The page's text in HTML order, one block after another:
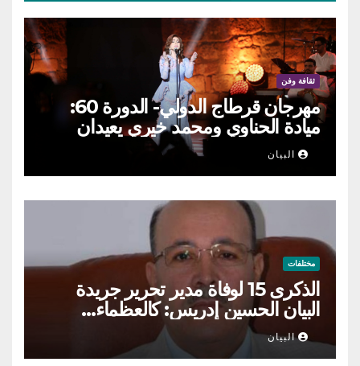
ثقافة وفن
مهرجان قرطاج الدولي- الدورة 60:
ميادة الحناوي ومحمد خيري يعيدان
الطرب السوري إلى ركح قرطاج
البيان
مختلفات
الذكرى 15 لوفاة مدير تحرير جريدة
البيان الحسين إدريس: كالعظماء…
عاش شامخا ورحل واقفا
البيان